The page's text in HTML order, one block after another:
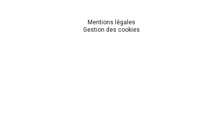
Mentions légales
Gestion des cookies